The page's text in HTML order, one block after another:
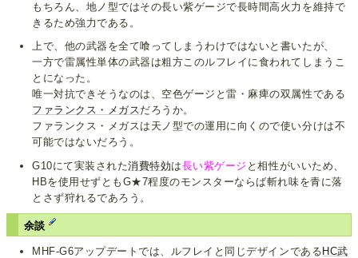
もちろん、地ノ型ではその長い紫ゲージで長時間高火力を維持で
きるため強力である。
上で、他の武器を全て喰ってしまうわけではないと書いたが、
一方で雷属性単体の武器は粗方このルフレイに食われてしまうこ
とになった。
唯一対抗できそうなのは、空色ゲージと雷・麻痺の双属性である
ファランクス・メガスだろうか。
ファランクス・メガスは天ノ型での運用に向くので使い分けは不
可能ではないだろう。
G10にて実装された消費特効は長い紫ゲージ と相性がいいため、
HBを使用せずともG★7程度のモンスターならば斬れ味を青に落
とさず狩れるであろう。
余談
MHF-G6アップデートでは、ルフレイと同じデザインである HC武